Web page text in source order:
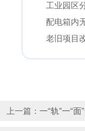
工业园区
配电箱内
老旧项目
上一篇： 一“轨”一“